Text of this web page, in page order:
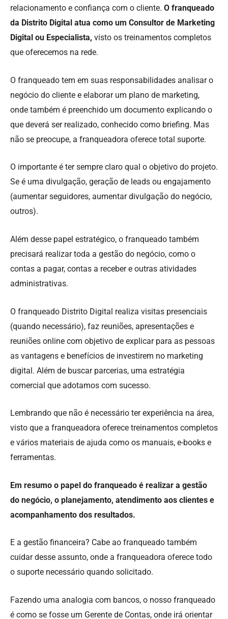
relacionamento e confiança com o cliente. O franqueado
da Distrito Digital atua como um Consultor de Marketing
Digital ou Especialista, visto os treinamentos completos
que oferecemos na rede.
O franqueado tem em suas responsabilidades analisar o
negócio do cliente e elaborar um plano de marketing,
onde também é preenchido um documento explicando o
que deverá ser realizado, conhecido como briefing. Mas
não se preocupe, a franqueadora oferece total suporte.
O importante é ter sempre claro qual o objetivo do projeto.
Se é uma divulgação, geração de leads ou engajamento
(aumentar seguidores, aumentar divulgação do negócio,
outros).
Além desse papel estratégico, o franqueado também
precisará realizar toda a gestão do negócio, como o
contas a pagar, contas a receber e outras atividades
administrativas.
O franqueado Distrito Digital realiza visitas presenciais
(quando necessário), faz reuniões, apresentações e
reuniões online com objetivo de explicar para as pessoas
as vantagens e benefícios de investirem no marketing
digital. Além de buscar parcerias, uma estratégia
comercial que adotamos com sucesso.
Lembrando que não é necessário ter experiência na área,
visto que a franqueadora oferece treinamentos completos
e vários materiais de ajuda como os manuais, e-books e
ferramentas.
Em resumo o papel do franqueado é realizar a gestão
do negócio, o planejamento, atendimento aos clientes e
acompanhamento dos resultados.
E a gestão financeira? Cabe ao franqueado também
cuidar desse assunto, onde a franqueadora oferece todo
o suporte necessário quando solicitado.
Fazendo uma analogia com bancos, o nosso franqueado
é como se fosse um Gerente de Contas, onde irá orientar